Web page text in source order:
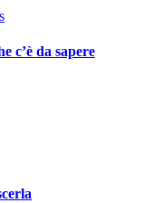
c’è da sapere